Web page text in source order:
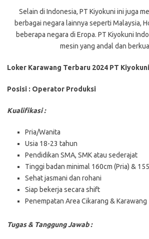
Selain di Indonesia, PT Kiyokuni ini juga
berbagai negara lainnya seperti Malaysia,
beberapa negara di Eropa. PT Kiyokuni
mesin yang andal dan
Loker Karawang Terbaru 2024 PT
Posisi : Operator Produksi
Kualifikasi :
Pria/Wanita
Usia 18-23 tahun
Pendidikan SMA, SMK atau sederajat
Tinggi badan minimal 160cm (Pria) &
Sehat jasmani dan rohani
Siap bekerja secara shift
Penempatan Area Cikarang & Karawang
Tugas & Tanggung Jawab :